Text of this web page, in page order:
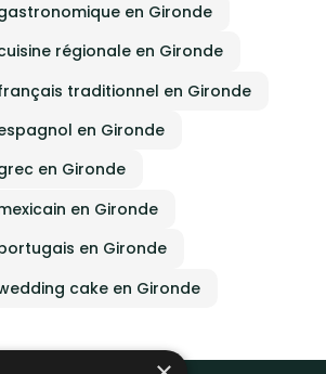
en Gironde
régionale en Gironde
traditionnel en Gironde
en Gironde
en Gironde
en Gironde
en Gironde
cake en Gironde